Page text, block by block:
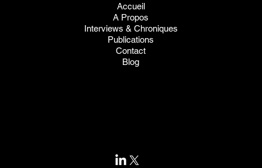
Accueil
A Propos
Interviews & Chroniques
Publications
Contact
Blog